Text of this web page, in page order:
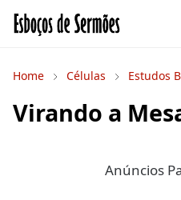
Home Células Estudos
Virando a
Anúncios